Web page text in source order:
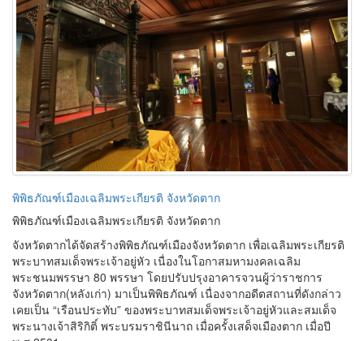
จังหวัดตากได้จัดสร้างพิพิธภัณฑ์เมืองจังหวัดตาก เพื่อเฉลิมพระเกียรติ
พระบาทสมเด็จพระเจ้าอยู่หัว เนื่องในโอกาสมหามงคลเฉลิม
พระชนมพรรษา 80 พรรษา โดยปรับปรุงอาคารจวนผู้ว่าราชการ
จังหวัดตาก(หลังเก่า) มาเป็นพิพิธภัณฑ์ เนื่องจากอดีตสถานที่ดังกล่าว
เคยเป็น “เรือนประทับ” ของพระบาทสมเด็จพระเจ้าอยู่หัวและสมเด็จ
พระนางเจ้าสิริกิติ์ พระบรมราชินีนาถ เมื่อครั้งเสด็จเมืองตาก เมื่อปี
พ.ศ.2501
16.887372, ,98.8173112
เผยแพร่เมื่อ 22-07-2026 ผู้เช้าชม 2